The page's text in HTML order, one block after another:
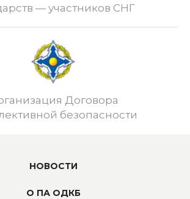
— участников СНГ
Договора
безопасности
НОВОСТИ
О ПА ОДКБ